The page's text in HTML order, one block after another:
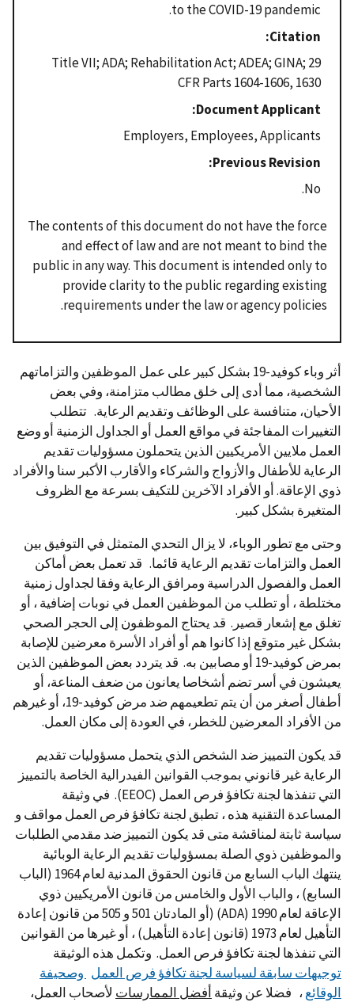
to the COVID-19 pandemic.
Citation
Title VII; ADA; Rehabilitation Act; ADEA; GINA; 29
CFR Parts 1604-1606, 1630
Document Applicant
Employers, Employees, Applicants
Previous Revision
No.
The contents of this document do not have the force
and effect of law and are not meant to bind the
public in any way. This document is intended only to
provide clarity to the public regarding existing
requirements under the law or agency policies.
أثر وباء كوفيد-19 بشكل كبير على عمل الموظفين والتزاماتهم
الشخصية، مما أدى إلى خلق مطالب متزامنة، وفي بعض
الأحيان، متنافسة على الوظائف وتقديم الرعاية. تتطلب
التغييرات المفاجئة في مواقع العمل أو الجداول الزمنية أو وضع
العمل ملايين الأمريكيين الذين يتحملون مسؤوليات تقديم
الرعاية للأطفال والأزواج والشركاء والأقارب الأكبر سنا والأفراد
ذوي الإعاقة. أو الأفراد الآخرين للتكيف بسرعة مع الظروف
المتغيرة بشكل كبير.
وحتى مع تطور الوباء، لا يزال التحدي المتمثل في التوفيق بين
العمل والتزامات تقديم الرعاية قائما. قد تعمل بعض أماكن
العمل والفصول الدراسية ومرافق الرعاية وفقا لجداول زمنية
مختلطة ، أو تطلب من الموظفين العمل في نوبات إضافية ، أو
تغلق مع إشعار قصير. قد يحتاج الموظفون إلى الحجر الصحي
بشكل غير متوقع إذا كانوا هم أو أفراد الأسرة معرضين للإصابة
بمرض كوفيد-19 أو مصابين به. قد يتردد بعض الموظفين الذين
يعيشون في أسر تضم أشخاصا يعانون من ضعف المناعة، أو
أطفال أصغر من أن يتم تطعيمهم ضد مرض كوفيد-19، أو غيرهم
من الأفراد المعرضين للخطر، في العودة إلى مكان العمل.
قد يكون التمييز ضد الشخص الذي يتحمل مسؤوليات تقديم
الرعاية غير قانوني بموجب القوانين الفيدرالية الخاصة بالتمييز
التي تنفذها لجنة تكافؤ فرص العمل (EEOC). في وثيقة
المساعدة التقنية هذه ، تطبق لجنة تكافؤ فرص العمل مواقف و
سياسة ثابتة لمناقشة متى قد يكون التمييز ضد مقدمي الطلبات
والموظفين ذوي الصلة بمسؤوليات تقديم الرعاية الوبائية
ينتهك الباب السابع من قانون الحقوق المدنية لعام 1964 (الباب
السابع) ، والباب الأول والخامس من قانون الأمريكيين ذوي
الإعاقة لعام 1990 (ADA) (أو المادتان 501 و 505 من قانون إعادة
التأهيل لعام 1973 (قانون إعادة التأهيل) ، أو غيرها من القوانين
التي تنفذها لجنة تكافؤ فرص العمل. وتكمل هذه الوثيقة
توجيهات سابقة لسياسة لجنة تكافؤ فرص العمل وصحيفة
الوقائع ، فضلا عن وثيقة أفضل الممارسات لأصحاب العمل،